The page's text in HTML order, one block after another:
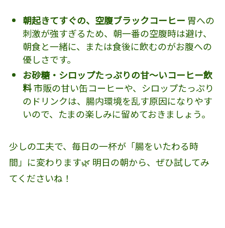
朝起きてすぐの、空腹ブラックコーヒー 胃への
刺激が強すぎるため、朝一番の空腹時は避け、
朝食と一緒に、または食後に飲むのがお腹への
優しさです。
お砂糖・シロップたっぷりの甘〜いコーヒー飲
料市販の甘い缶コーヒーや、シロップたっぷり
のドリンクは、腸内環境を乱す原因になりやす
いので、たまの楽しみに留めておきましょう。
少しの工夫で、毎日の一杯が「腸をいたわる時
間」に変わります🌿 明日の朝から、ぜひ試してみ
てくださいね！